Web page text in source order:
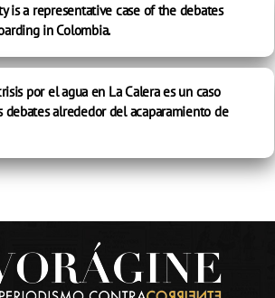
is a representative case of the debates
in Colombia.
por el agua en La Calera es un caso
debates alrededor del acaparamiento de